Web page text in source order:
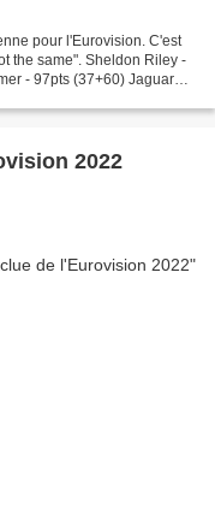
pour l'Eurovision. C'est
the same". Sheldon Riley -
- 97pts (37+60) Jaguar
2022